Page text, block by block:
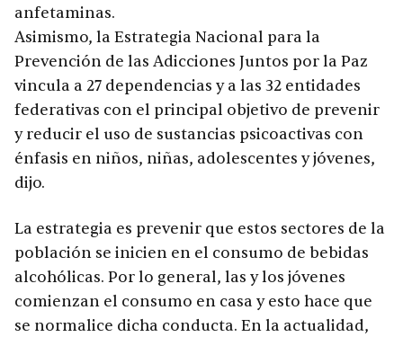
anfetaminas.
Asimismo, la Estrategia Nacional para la
Prevención de las Adicciones Juntos por la Paz
vincula a 27 dependencias y a las 32 entidades
federativas con el principal objetivo de prevenir
y reducir el uso de sustancias psicoactivas con
énfasis en niños, niñas, adolescentes y jóvenes,
dijo.
La estrategia es prevenir que estos sectores de la
población se inicien en el consumo de bebidas
alcohólicas. Por lo general, las y los jóvenes
comienzan el consumo en casa y esto hace que
se normalice dicha conducta. En la actualidad,